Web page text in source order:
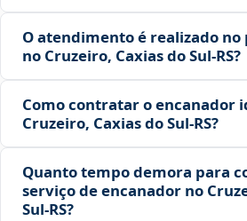
O atendimento é realizado
no Cruzeiro, Caxias do Sul‑RS?
Como contratar o encanador
Cruzeiro, Caxias do Sul‑RS?
Quanto tempo demora para
serviço de encanador no
Sul‑RS?